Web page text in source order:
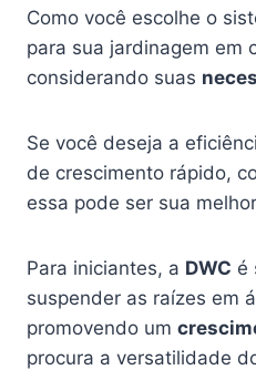
Como você escolhe o
para sua jardinagem em
considerando suas
Se você deseja a
de crescimento rápido,
essa pode ser sua
Para iniciantes, a DWC é
suspender as raízes em
promovendo um
procura a versatilidade